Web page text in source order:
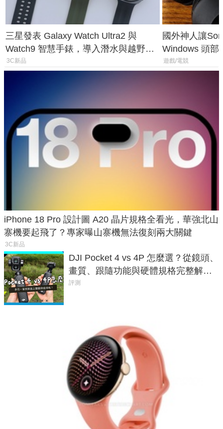
三星發表 Galaxy Watch Ultra2 與
Watch9 智慧手錶，導入潛水與越野跑
導航功能
3C新品
國外神人讓
Windows 頭部
飛行超有感
遊戲/電競
iPhone 18 Pro 設計圖 A20 晶片規格全看光，華強北山
寨機要起飛了？專家曝山寨機無法復刻兩大關鍵
3C新品
DJI Pocket 4 vs 4P 怎麼選？從鏡頭、
畫質、跟隨功能與硬體規格完整解
析，一次看懂兩台差異
評測